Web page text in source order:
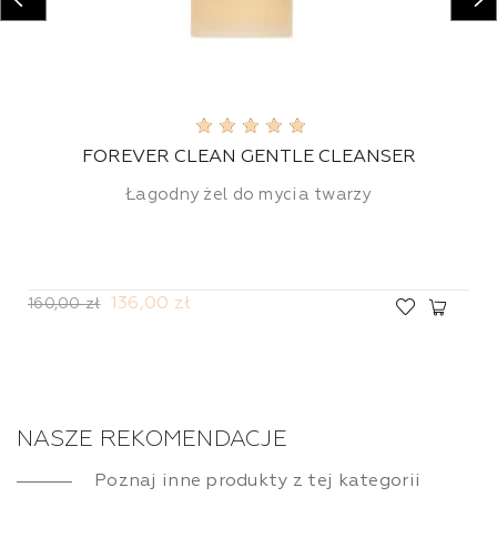
FOREVER CLEAN GENTLE CLEANSER
Łagodny żel do mycia twarzy
160,00 zł 136,00 zł
NASZE REKOMENDACJE
Poznaj inne produkty z tej kategorii